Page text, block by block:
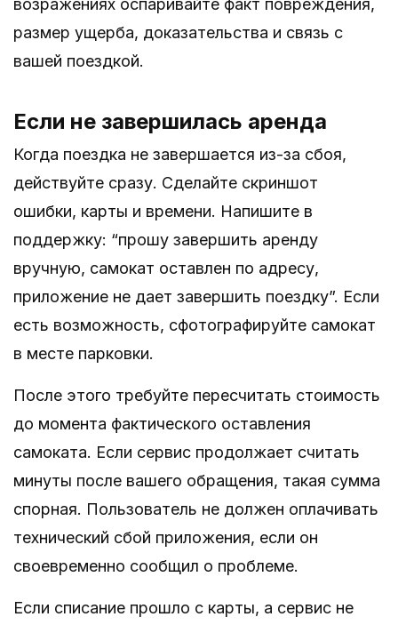
размер ущерба, доказательства и связь с
вашей поездкой.
Если не завершилась аренда
Когда поездка не завершается из-за сбоя,
действуйте сразу. Сделайте скриншот
ошибки, карты и времени. Напишите в
поддержку: “прошу завершить аренду
вручную, самокат оставлен по адресу,
приложение не дает завершить поездку”. Если
есть возможность, сфотографируйте самокат
в месте парковки.
После этого требуйте пересчитать стоимость
до момента фактического оставления
самоката. Если сервис продолжает считать
минуты после вашего обращения, такая сумма
спорная. Пользователь не должен оплачивать
технический сбой приложения, если он
своевременно сообщил о проблеме.
Если списание прошло с карты, а сервис не